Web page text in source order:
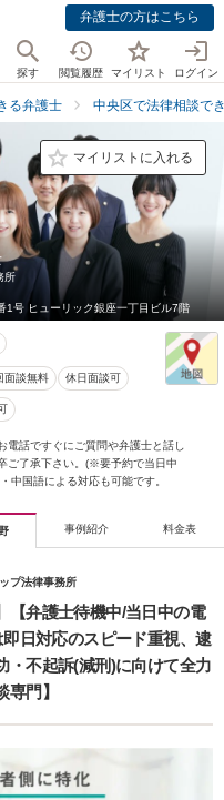
弁護士の方はこちら
探す 閲覧履歴 マイリスト ログイン
る弁護士 中央区で法律相談で
マイリストに入れる
所
1号 ヒューリック銀座一丁目ビル7階
面談無料 休日面談可
話ですぐにご質問や弁護士と話し
ご了承下さい。(※要予約で当日中
中国語による対応も可能です。
事例紹介 料金表
プ法律事務所
【弁護士待機中/当日中の電
日対応のスピード重視、逮
・不起訴(減刑)に向けて全力
門】